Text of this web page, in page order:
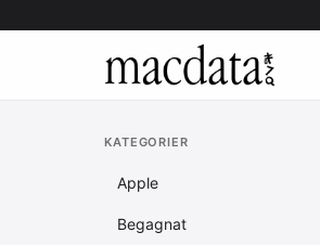
KATEGORIER
Apple
Begagnat